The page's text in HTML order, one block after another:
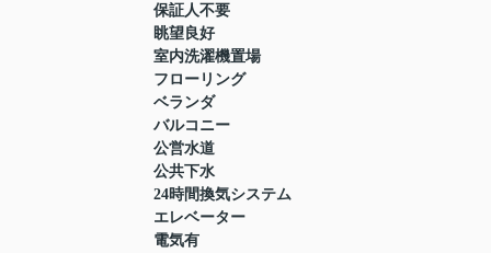
保証人不要
眺望良好
室内洗濯機置場
フローリング
ベランダ
バルコニー
公営水道
公共下水
24時間換気システム
エレベーター
電気有